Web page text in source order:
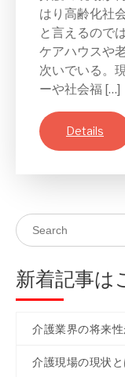
はり高齢化社
と言えるので
ケアハウスや
次いでいる。
ーや社会福 […]
Details
新着記事は
介護業界の将来
介護現場の現状と